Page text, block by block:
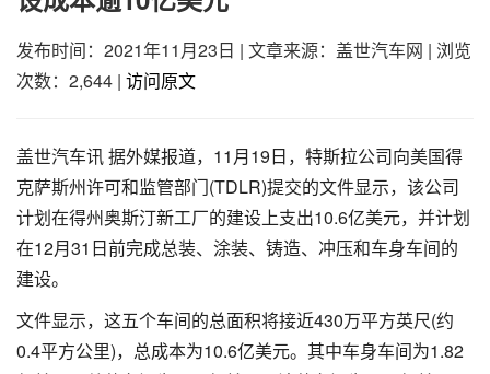
发布时间：2021年11月23日 | 文章来源：盖世汽车网 | 浏览
次数：2,644 | 访问原文
盖世汽车讯 据外媒报道，11月19日，特斯拉公司向美国得
克萨斯州许可和监管部门(TDLR)提交的文件显示，该公司
计划在得州奥斯汀新工厂的建设上支出10.6亿美元，并计划
在12月31日前完成总装、涂装、铸造、冲压和车身车间的
建设。
文件显示，这五个车间的总面积将接近430万平方英尺(约
0.4平方公里)，总成本为10.6亿美元。其中车身车间为1.82